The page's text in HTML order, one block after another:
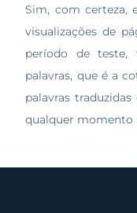
Sim, com certeza,
visualizações de
período de teste,
palavras, que é a
palavras
qualquer momento